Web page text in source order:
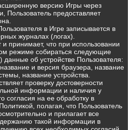
версию Игры через
Пользователь предоставляет
в Игре записывается в
журналах (логах).
и принимает, что при использовании
режиме собираться следующие
об устройстве Пользователя:
и версия браузера, название
название устройства.
проверку достоверности
информации и наличия у
согласия на ее обработку в
полагая, что Пользователь
и прилагает все
такой информации в